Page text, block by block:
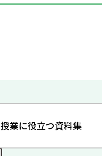
授業に役立つ資料集